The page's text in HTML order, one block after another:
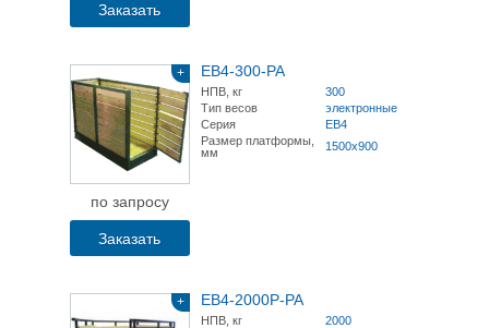
Заказать
+
по запросу
Заказать
ЕВ4-300-РА
НПВ, кг
300
Тип весов
электронные
Серия
ЕВ4
Размер платформы,
мм
1500х900
+ ЕВ4-2000Р-РА
НПВ, кг
2000